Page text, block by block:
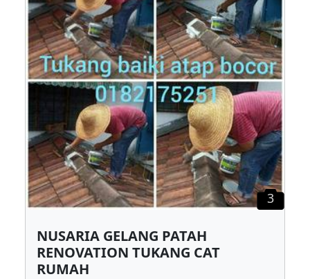
3
NUSARIA GELANG PATAH
RENOVATION TUKANG CAT
RUMAH